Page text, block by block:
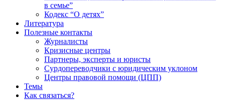
в семье”
Кодекс “О детях”
Литература
Полезные контакты
Журналисты
Кризисные центры
Партнеры, эксперты и юристы
Сурдопереводчики с юридическим уклоном
Центры правовой помощи (ЦПП)
Темы
Как связаться?